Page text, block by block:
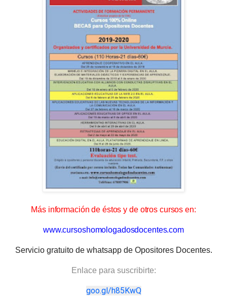
Más información de éstos y de otros cursos en:
www.cursoshomologadosdocentes.com
Servicio gratuito de whatsapp de Opositores Docentes.
Enlace para suscribirte:
goo.gl/h85KwQ